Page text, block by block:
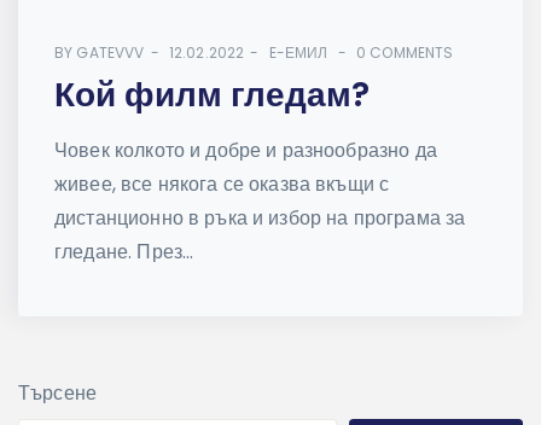
BY GATEVVV 12.02.2022 E-ЕМИЛ 0 COMMENTS
Кой филм гледам?
Човек колкото и добре и разнообразно да
живее, все някога се оказва вкъщи с
дистанционно в ръка и избор на програма за
гледане. През...
Търсене